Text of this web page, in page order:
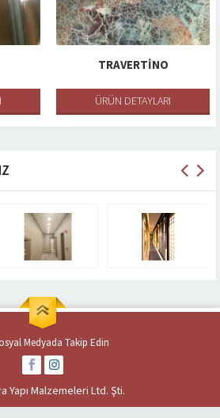
TRAVERTINO
ÜRÜN DETAYLARI
Medyada Takip Edin
Yapı Malzemeleri Ltd. Şti.